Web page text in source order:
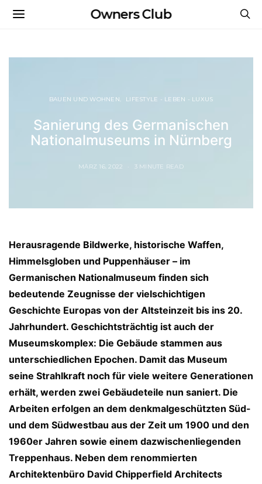
Owners Club
BAUEN UND WOHNEN LIFESTYLE - LEBEN - LUXUS
Sanierung des Germanischen
Nationalmuseums in Nürnberg
MÄRZ 16, 2022 3 MINUTE READ
Herausragende Bildwerke, historische Waffen,
Himmelsgloben und Puppenhäuser – im
Germanischen Nationalmuseum finden sich
bedeutende Zeugnisse der vielschichtigen
Geschichte Europas von der Altsteinzeit bis ins 20.
Jahrhundert. Geschichtsträchtig ist auch der
Museumskomplex: Die Gebäude stammen aus
unterschiedlichen Epochen. Damit das Museum
seine Strahlkraft noch für viele weitere Generationen
erhält, werden zwei Gebäudeteile nun saniert. Die
Arbeiten erfolgen an dem denkmalgeschützten Süd-
und dem Südwestbau aus der Zeit um 1900 und den
1960er Jahren sowie einem dazwischenliegenden
Treppenhaus. Neben dem renommierten
Architektenbüro David Chipperfield Architects